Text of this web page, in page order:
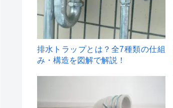
排水トラップとは？全7種類の仕組
み・構造を図解で解説！